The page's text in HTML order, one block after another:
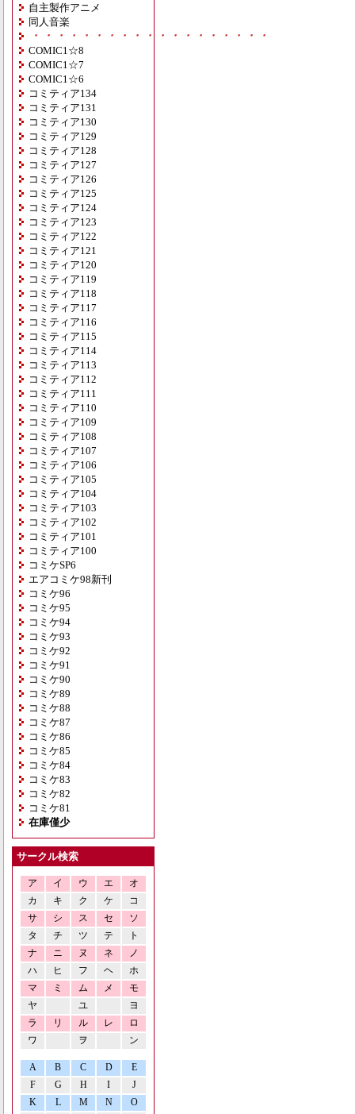
自主製作アニメ
同人音楽
・・・・・・・・・・・・・・・・・・・
COMIC1☆8
COMIC1☆7
COMIC1☆6
コミティア134
コミティア131
コミティア130
コミティア129
コミティア128
コミティア127
コミティア126
コミティア125
コミティア124
コミティア123
コミティア122
コミティア121
コミティア120
コミティア119
コミティア118
コミティア117
コミティア116
コミティア115
コミティア114
コミティア113
コミティア112
コミティア111
コミティア110
コミティア109
コミティア108
コミティア107
コミティア106
コミティア105
コミティア104
コミティア103
コミティア102
コミティア101
コミティア100
コミケSP6
エアコミケ98新刊
コミケ96
コミケ95
コミケ94
コミケ93
コミケ92
コミケ91
コミケ90
コミケ89
コミケ88
コミケ87
コミケ86
コミケ85
コミケ84
コミケ83
コミケ82
コミケ81
在庫僅少
サークル検索
ア イ ウ エ
オ
カ
キ ク ケ
コ
サ
シ ス セ
ソ
タ
チ ツ テ
ト
ナ
ニ ヌ ネ
ノ
ハ
ヒ フ ヘ
ホ
マ
ミ ム メ
モ
ヤ
ユ
ヨ
ラ
リ ル レ
ロ
ワ
ヲ ン
A B C D
E
F
G H I
J
K
L M N O